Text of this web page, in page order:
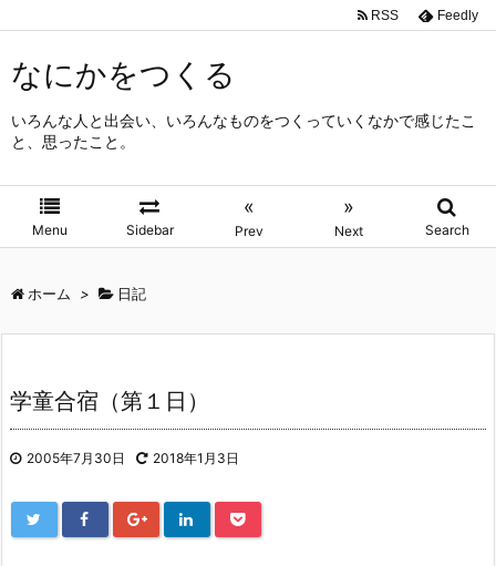
なにかをつくる
いろんな人と出会い、いろんなものをつくっていくなかで感じたこ
と、思ったこと。
Menu Sidebar
«
Prev
»
Next Search
RSS Feedly
ホーム > 日記
学童合宿（第１日）
2005年7月30日 2018年1月3日